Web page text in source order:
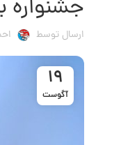
جشنواره
ارسال توسط
19
آگوست